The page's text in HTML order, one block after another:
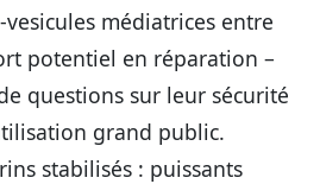
médiatrices entre
potentiel en réparation –
questions sur leur sécurité
grand public.
stabilisés : puissants